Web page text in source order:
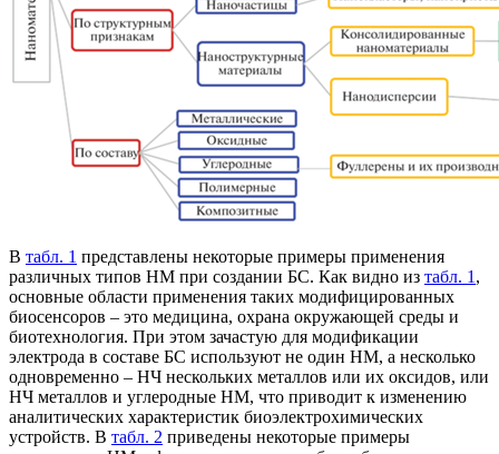
В табл. 1 представлены некоторые примеры применения
различных типов НМ при создании БС. Как видно из табл. 1 ,
основные области применения таких модифицированных
биосенсоров – это медицина, охрана окружающей среды и
биотехнология. При этом зачастую для модификации
электрода в составе БС используют не один НМ, а несколько
одновременно – НЧ нескольких металлов или их оксидов, или
НЧ металлов и углеродные НМ, что приводит к изменению
аналитических характеристик биоэлектрохимических
устройств. В табл. 2 приведены некоторые примеры